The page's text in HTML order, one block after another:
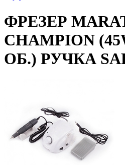
ФРЕЗЕР
CHAMPION
ОБ.) РУЧКА